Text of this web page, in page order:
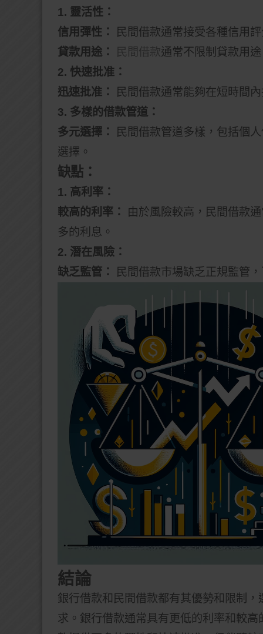
1. 靈活性：
信用彈性：
民間借款通常接受各種信用
貸款用途：
民間借款通常不限制貸款用
2. 快速批准：
迅速批准：
民間借款通常能夠在短時間
3. 多樣的借款管道：
多元選擇：
民間借款管道多樣，包括個
選擇。
缺點：
1. 高利率：
較高的利率：
由於風險較高，民間借款
多的利息。
2. 潛在風險：
缺乏監管：
民間借款市場缺乏正規監管
結論
銀行借款和民間借款都有其優勢和限制
求。銀行借款通常具有更低的利率和較